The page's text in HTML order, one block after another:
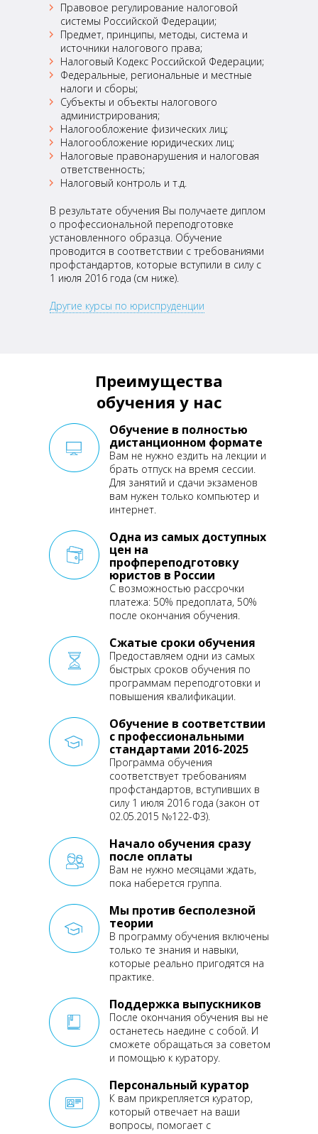
Правовое регулирование налоговой
системы Российской Федерации;
Предмет, принципы, методы, система и
источники налогового права;
Налоговый Кодекс Российской Федерации;
Федеральные, региональные и местные
налоги и сборы;
Субъекты и объекты налогового
администрирования;
Налогообложение физических лиц;
Налогообложение юридических лиц;
Налоговые правонарушения и налоговая
ответственность;
Налоговый контроль и т.д.
В результате обучения Вы получаете диплом
о профессиональной переподготовке
установленного образца. Обучение
проводится в соответствии с требованиями
профстандартов, которые вступили в силу с
1 июля 2016 года (см ниже).
Другие курсы по юриспруденции
Преимущества
обучения у нас
Обучение в полностью
дистанционном формате
Вам не нужно ездить на лекции и
брать отпуск на время сессии.
Для занятий и сдачи экзаменов
вам нужен только компьютер и
интернет.
Одна из самых доступных
цен на
профпереподготовку
юристов в России
С возможностью рассрочки
платежа: 50% предоплата, 50%
после окончания обучения.
Сжатые сроки обучения
Предоставляем одни из самых
быстрых сроков обучения по
программам переподготовки и
повышения квалификации.
Обучение в соответствии
с профессиональными
стандартами 2016-2025
Программа обучения
соответствует требованиям
профстандартов, вступивших в
силу 1 июля 2016 года (закон от
02.05.2015 №122-ФЗ).
Начало обучения сразу
после оплаты
Вам не нужно месяцами ждать,
пока наберется группа.
Мы против бесполезной
теории
В программу обучения включены
только те знания и навыки,
которые реально пригодятся на
практике.
Поддержка выпускников
После окончания обучения вы не
останетесь наедине с собой. И
сможете обращаться за советом
и помощью к куратору.
Персональный куратор
К вам прикрепляется куратор,
который отвечает на ваши
вопросы, помогает с